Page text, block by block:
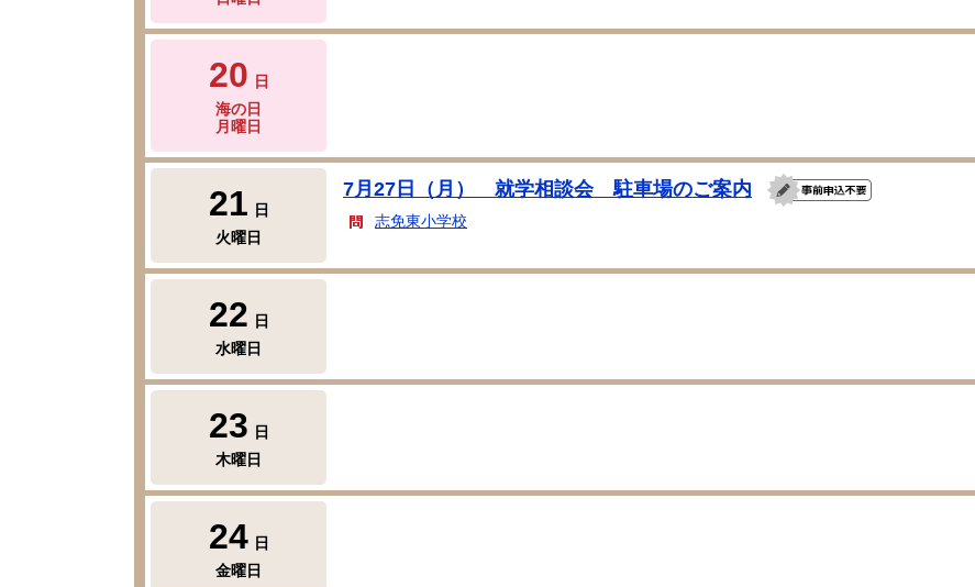
20 日
海の日
月曜日
21 日
火曜日
7月27日（月） 就学相談会 駐車場のご案内
志免東小学校
22 日
水曜日
23 日
木曜日
24 日
金曜日